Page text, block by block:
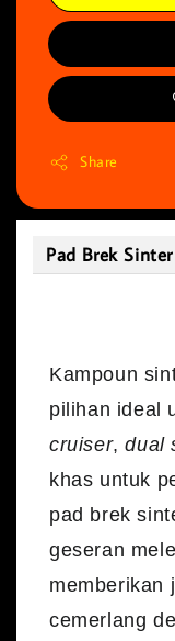
Share
Pad Brek
Kampoun
pilihan ideal
cruiser,dual
khas untuk
pad brek
geseran
memberikan
cemerlang